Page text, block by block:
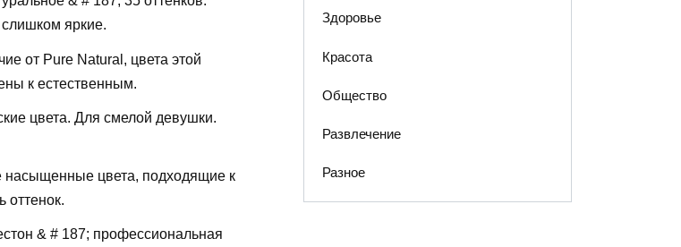
яркие.
от Pure Natural, цвета этой
к естественным.
цвета. Для смелой девушки.
насыщенные цвета, подходящие к
оттенок.
& # 187; профессиональная
Здоровье
Красота
Общество
Развлечение
Разное